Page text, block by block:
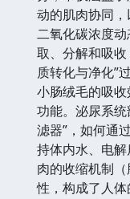
动的肌肉协同
二氧化碳浓度
取、分解和吸
质转化与净化”
小肠绒毛的吸
功能。泌尿系
滤器”，如何通
持体内水、电
肉的收缩机制
性，构成了人